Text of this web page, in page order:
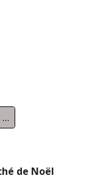
Statuts du 24 janvier 2020
de Noël